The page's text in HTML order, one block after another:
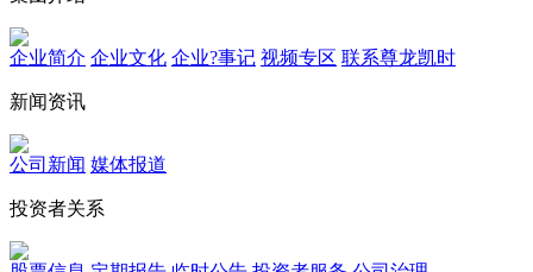
企业简介 企业文化 企业?事记 视频专区 联系尊龙凯时
新闻资讯
公司新闻 媒体报道
投资者关系